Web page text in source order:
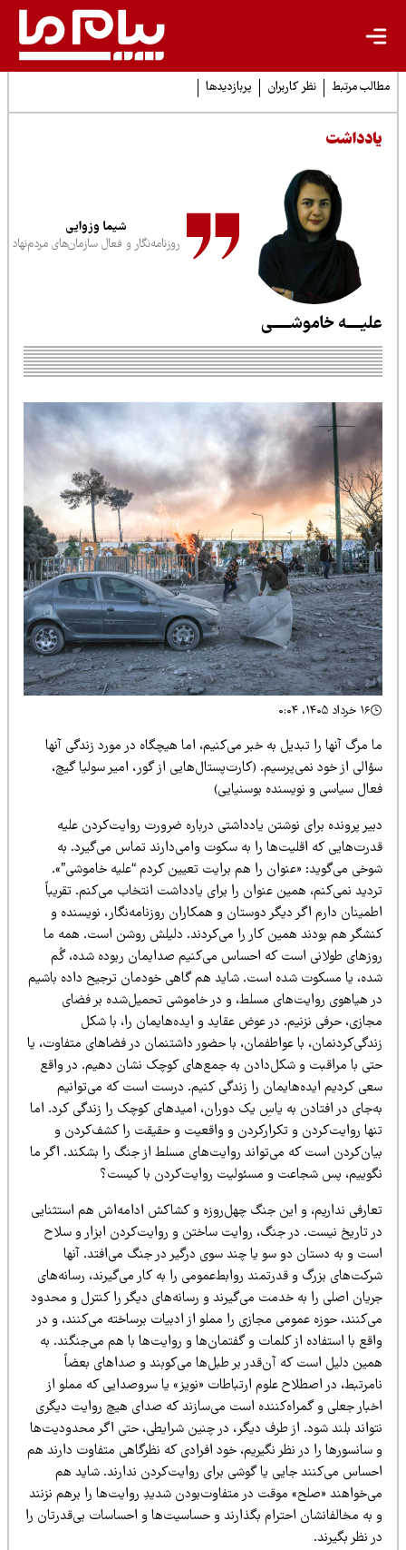
مرتبط نظر کاربران پربازدیدها
شیما وزوایی
روزنامه‌نگار و فعال سازمان‌های مردم‌نهاد
خاموشـــــی
مرگ آنها را تبدیل به خبر می‌کنیم، اما هیچگاه در مورد زندگی آنها
از خود نمی‌پرسیم. (کارت‌پستال‌هایی از گور، امیر سولیا گیچ،
سیاسی و نویسنده بوسنیایی)
پرونده برای نوشتن یادداشتی درباره ضرورت روایت‌کردن علیه
که اقلیت‌ها را به سکوت وامی‌دارند تماس می‌گیرد. به
می‌گوید: «عنوان را هم برایت تعیین کردم “علیه خاموشی”».
نمی‌کنم، همین عنوان را برای یادداشت انتخاب می‌کنم. تقریباً
دارم اگر دیگر دوستان و همکاران روزنامه‌نگار، نویسنده و
هم بودند همین کار را می‌کردند. دلیلش روشن است. همه ما
طولانی است که احساس می‌کنیم صدایمان ربوده شده، گُم
یا مسکوت شده است. شاید هم گاهی خودمان ترجیح داده باشیم
هیاهوی روایت‌های مسلط، و در خاموشی تحمیل‌شده بر فضای
حرفی نزنیم. در عوض عقاید و ایده‌هایمان را، با شکل
با عواطفمان، با حضور داشتنمان در فضاهای متفاوت، یا
با مراقبت و شکل‌دادن به جمع‌های کوچک نشان دهیم. در واقع
کردیم ایده‌هایمان را زندگی کنیم. درست است که می‌توانیم
در افتادن به یاسِ یک دوران، امیدهای کوچک را زندگی کرد. اما
روایت‌کردن و تکرارکردن و واقعیت و حقیقت را کشف‌کردن و
است که می‌تواند روایت‌های مسلط از جنگ را بشکند. اگر ما
پس شجاعت و مسئولیت روایت‌کردن با کیست؟
نداریم، و این جنگ چهل‌روزه و کشاکش ادامه‌اش هم استثنایی
تاریخ نیست. در جنگ، روایت ساختن و روایت‌کردن ابزار و سلاح
و به دستان دو سو یا چند سوی درگیر در جنگ می‌افتد. آنها
بزرگ و قدرتمند روابط‌عمومی را به کار می‌گیرند، رسانه‌های
اصلی را به خدمت می‌گیرند و رسانه‌های دیگر را کنترل و محدود
حوزه عمومی مجازی را مملو از ادبیات برساخته می‌کنند، و در
با استفاده از کلمات و گفتمان‌ها و روایت‌ها با هم می‌جنگند. به
دلیل است که آن‌قدر بر طبل‌ها می‌کوبند و صداهای بعضاً
در اصطلاح علوم ارتباطات «نویز» یا سروصدایی که مملو از
جعلی و گمراه‌کننده است می‌سازند که صدای هیچ روایت دیگری
بلند شود. از طرف دیگر، در چنین شرایطی، حتی اگر محدودیت‌ها
سانسورها را در نظر نگیریم، خود افرادی که نظرگاهی متفاوت دارند هم
می‌کنند جایی یا گوشی برای روایت‌کردن ندارند. شاید هم
«صلح» موقت در متفاوت‌بودن شدیدِ روایت‌ها را برهم نزنند
به مخالفانشان احترام بگذارند و حساسیت‌ها و احساسات بی‌قدرتان را
نظر بگیرند.